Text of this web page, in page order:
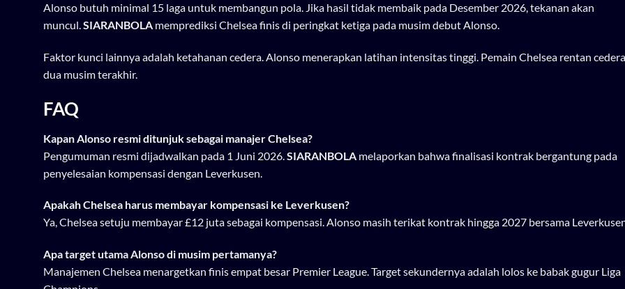
Alonso butuh minimal 15 laga untuk membangun pola. Jika hasil tidak membaik pada Desember 2026, tekanan akan
muncul.SIARANBOLA memprediksi Chelsea finis di peringkat ketiga pada musim debut Alonso.
Faktor kunci lainnya adalah ketahanan cedera. Alonso menerapkan latihan intensitas tinggi. Pemain Chelsea rentan
dua musim terakhir.
FAQ
Kapan Alonso resmi ditunjuk sebagai manajer Chelsea?
Pengumuman resmi dijadwalkan pada 1 Juni 2026. SIARANBOLA melaporkan bahwa finalisasi kontrak bergantung pada
penyelesaian kompensasi dengan Leverkusen.
Apakah Chelsea harus membayar kompensasi ke Leverkusen?
Ya, Chelsea setuju membayar £12 juta sebagai kompensasi. Alonso masih terikat kontrak hingga 2027 bersama
Apa target utama Alonso di musim pertamanya?
Manajemen Chelsea menargetkan finis empat besar Premier League. Target sekundernya adalah lolos ke babak gugur Liga